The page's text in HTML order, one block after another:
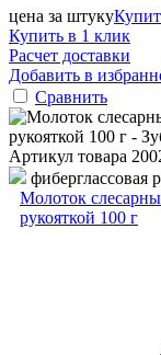
цена за штуку
Купить в 1 клик
Расчет доставки
Добавить в
Сравнить
Артикул товара
фиберглассовая
Молоток
рукояткой 100 г